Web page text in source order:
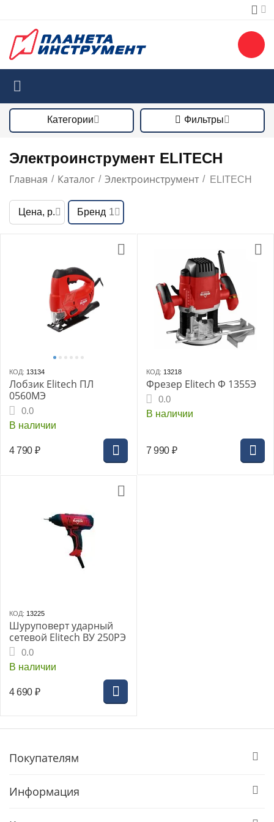
Категории Фильтры
Электроинструмент ELITECH
Главная / Каталог / Электроинструмент / ELITECH
Цена, р. Бренд 1
КОД: 13134
Лобзик Elitech ПЛ
0560МЭ
0.0
В наличии
4 790 ₽
КОД: 13218
Фрезер Elitech Ф 1355Э
0.0
В наличии
7 990 ₽
КОД: 13225
Шуруповерт ударный
сетевой Elitech ВУ 250РЭ
0.0
В наличии
4 690 ₽
Покупателям
Информация